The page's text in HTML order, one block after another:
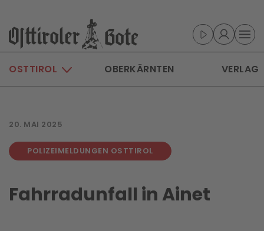
Skip to main content
OSTTIROL OBERKÄRNTEN VERLAG
20. MAI 2025
POLIZEIMELDUNGEN OSTTIROL
Fahrradunfall in Ainet